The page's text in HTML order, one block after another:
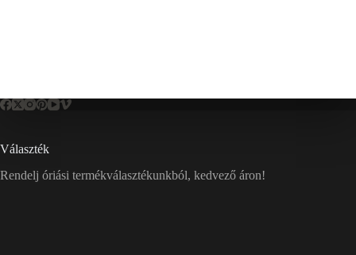
Választék
Rendelj óriási termékválasztékunkból, kedvező áron!